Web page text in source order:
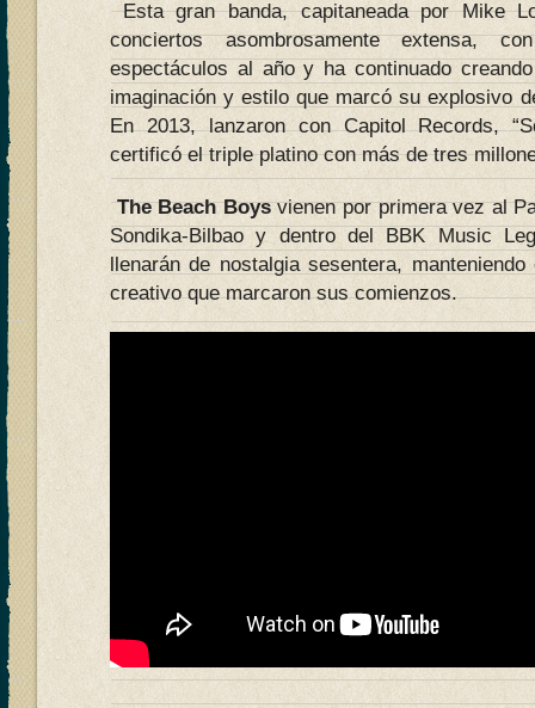
Esta gran banda, capitaneada por Mike
conciertos asombrosamente extensa,
espectáculos al año y ha continuado
imaginación y estilo que marcó su explosivo
En 2013, lanzaron con Capitol Records,
certificó el triple platino con más de tres
The Beach Boysvienen por primera vez al
Sondika-Bilbao y dentro del BBK Music
llenarán de nostalgia sesentera,
creativo que marcaron sus comienzos.